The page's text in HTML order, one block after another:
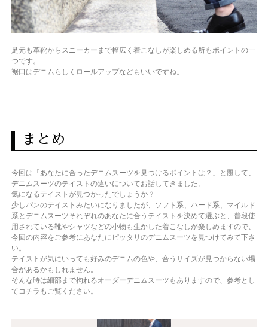
足元も革靴からスニーカーまで幅広く着こなしが楽しめる所もポイントの一
つです。
裾口はデニムらしくロールアップなどもいいですね。
まとめ
今回は「あなたに合ったデニムスーツを見つけるポイントは？」と題して、
デニムスーツのテイストの違いについてお話してきました。
気になるテイストが見つかったでしょうか？
少しパンのテイストみたいになりましたが、 ソフト系、ハード系、マイルド
系とデニムスーツそれぞれのあなたに合うテイストを決めて選ぶと、普段使
用されている靴やシャツなどの小物も生かした着こなしが楽しめますので、
今回の内容をご参考にあなたにピッタリのデニムスーツを見つけてみて下さ
い。
テイストが気にいっても好みのデニムの色や、合うサイズが見つからない場
合があるかもしれません。
そんな時は細部まで拘れるオーダーデニムスーツもありますので、参考とし
てコチラもご覧ください。